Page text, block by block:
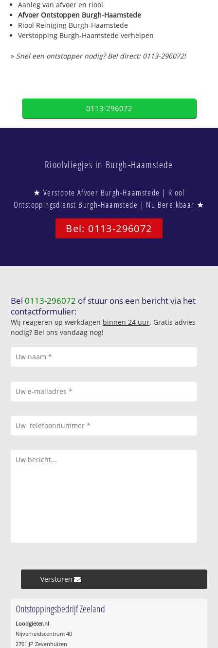
Aanleg van afvoer en riool
Afvoer Ontstoppen Burgh-Haamstede
Riool Reiniging Burgh-Haamstede
Verstopping Burgh-Haamstede verhelpen
» Snel een ontstopper nodig? Bel direct: 0113-296072!
0113-296072
Rioolvliegjes in Burgh-Haamstede
★ Verstopte Afvoer Burgh-Haamstede | Riool
Ontstoppingsdienst Burgh-Haamstede | Nu Bereikbaar ★
Bel: 0113-296072
Bel0113-296072 of stuur ons een bericht via het
contactformulier:
Wij reageren op werkdagen binnen 24 uur. Gratis advies
nodig? Bel ons vandaag nog!
Versturen »
Ontstoppingsbedrijf Zeeland
Loodgieter.nl
Nijverheidscentrum 40
2761 JP Zevenhuizen